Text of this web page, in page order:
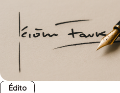
Édito